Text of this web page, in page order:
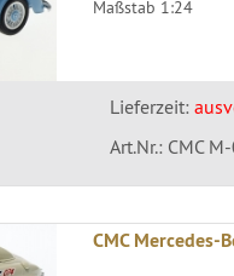
Maßstab 1:24
Lieferzeit:
Art.Nr.: CMC
CMC Mercedes-